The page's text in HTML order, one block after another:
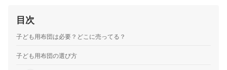
目次
子ども用布団は必要？どこに売ってる？
子ども用布団の選び方